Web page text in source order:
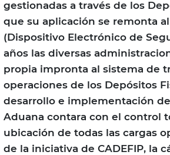
gestionadas a través de los
que su aplicación se remonta
(Dispositivo Electrónico de
años las diversas
propia impronta al sistema de
operaciones de los Depósitos
desarrollo e implementación
Aduana contara con el control
ubicación de todas las cargas
de la iniciativa de CADEFIP, la